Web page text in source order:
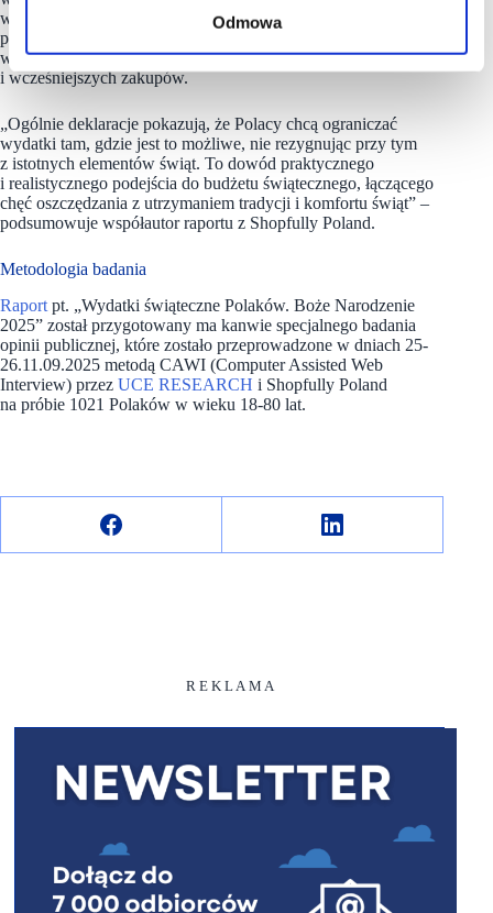
Odmowa
wymierny rezultat. Ozdoby świąteczne można wykorzystać
ponownie lub wybierać tańsze warianty, a w przypadku
wyjazdów i prezentów oszczędności zależą od planowania
i wcześniejszych zakupów.
„Ogólnie deklaracje pokazują, że Polacy chcą ograniczać
wydatki tam, gdzie jest to możliwe, nie rezygnując przy tym
z istotnych elementów świąt. To dowód praktycznego
i realistycznego podejścia do budżetu świątecznego, łączącego
chęć oszczędzania z utrzymaniem tradycji i komfortu świąt” –
podsumowuje współautor raportu z Shopfully Poland.
Metodologia badania
Raport pt. „Wydatki świąteczne Polaków. Boże Narodzenie
2025” został przygotowany ma kanwie specjalnego badania
opinii publicznej, które zostało przeprowadzone w dniach 25-
26.11.09.2025 metodą CAWI (Computer Assisted Web
Interview) przez UCE RESEARCH i Shopfully Poland
na próbie 1021 Polaków w wieku 18-80 lat.
R E K L A M A